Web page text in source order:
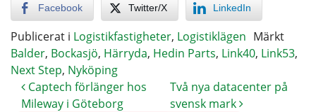
Facebook Twitter/X LinkedIn
Publicerat i Logistikfastigheter, Logistiklägen Märkt
Balder, Bockasjö, Härryda, Hedin Parts, Link40, Link53,
Next Step, Nyköping
Captech förlänger hos
Mileway i Göteborg
Två nya datacenter på
svensk mark